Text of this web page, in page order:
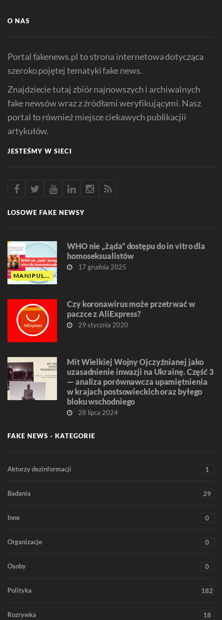
O NAS
Portal fakenews.pl to strona internetowa dotycząca
szeroko pojętej tematyki fake news.
Znajdziecie tutaj zbiór najnowszych i archiwalnych
fake newsów wraz z źródłami weryfikującymi. Nasz
portal to również miejsce ciekawych publikacjii
artykułów.
JESTEŚMY W SIECI
LOSOWE FAKE NEWSY
MANIPULACJA
WHO nie „żąda” dostępu do in vitro dla
homoseksualistów
17 grudnia 2025
Czy koronawirus może przetrwać w
paczce z AliExpress?
29 stycznia 2020
Mit Wielkiej Wojny Ojczyźnianej jako
uzasadnienie inwazji na Ukrainę. Część 3
— analiza porównawcza upamiętnienia
w krajach postsowieckich oraz byłego
bloku wschodniego
28 lipca 2024
FAKE NEWS - KATEGORIE
Aktorzy dezinformacji 1
Badania 29
Inne 0
Organizacje 0
Osoby 0
Polityka 182
Rozrywka 18